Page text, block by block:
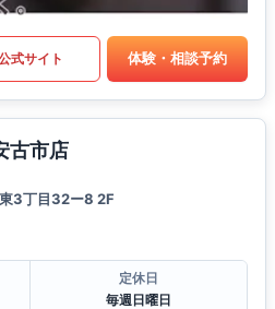
式サイト 体験・相談予約
古市店
3丁目32ー8 2F
定休日
毎週日曜日